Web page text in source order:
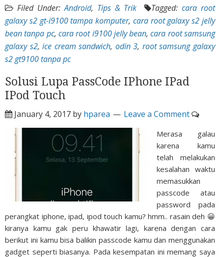
Filed Under:Android, Tips & Trik Tagged:cara root
galaxy s2 gt-i9100 tampa komputer, cara root galaxy s2 jelly
bean tanpa pc, cara root i9100 jelly bean,cara root samsung
galaxy s2,ice cream sandwich, odin 3, root samsung galaxy
s2 gt9100 tanpa pc
Solusi Lupa PassCode IPhone IPad
IPod Touch
January 4, 2017 by hparea Leave a Comment
Merasa galau
karena kamu
telah melakukan
kesalahan waktu
memasukkan
passcode atau
password pada
perangkat iphone, ipad, ipod touch kamu? hmm.. rasain deh 😀
kiranya kamu gak peru khawatir lagi, karena dengan cara
berikut ini kamu bisa balikin passcode kamu dan menggunakan
gadget seperti biasanya. Pada kesempatan ini memang saya